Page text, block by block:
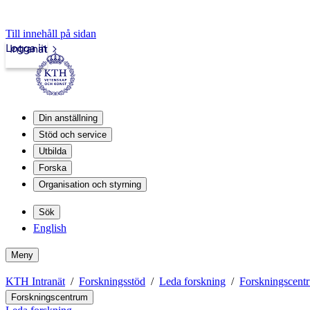
Till innehåll på sidan
Intranät
Logga in
Din anställning
Stöd och service
Utbilda
Forska
Organisation och styrning
Sök
English
Meny
KTH Intranät Forskningsstöd Leda forskning
Forskningscentrum